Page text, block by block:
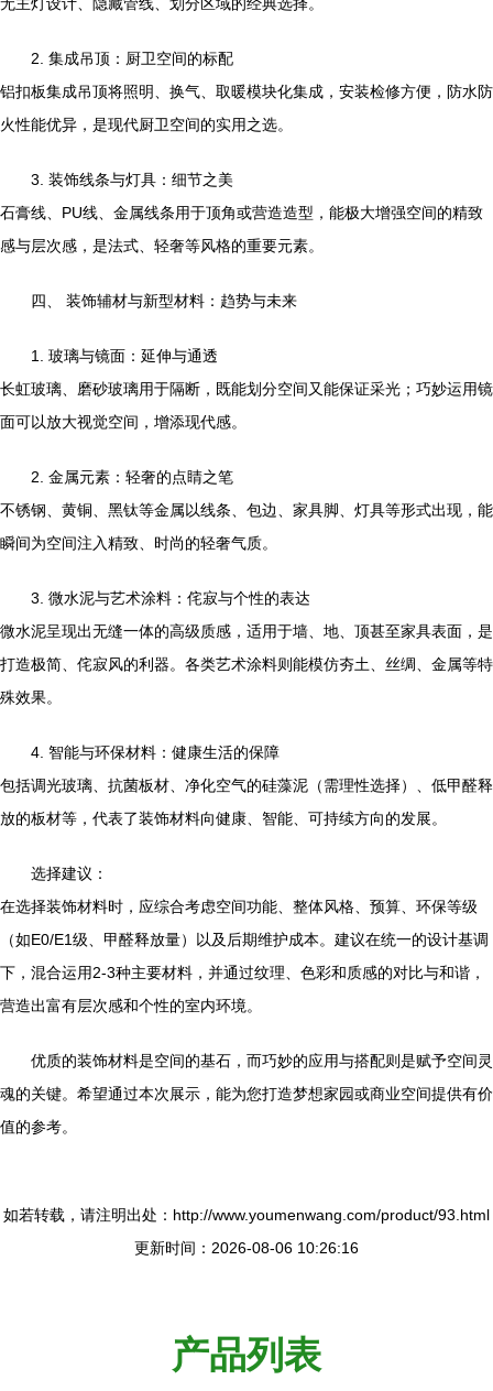
2. 集成吊顶：厨卫空间的标配
铝扣板集成吊顶将照明、换气、取暖模块化集成，安装检修方便，防水防
火性能优异，是现代厨卫空间的实用之选。
3. 装饰线条与灯具：细节之美
石膏线、PU线、金属线条用于顶角或营造造型，能极大增强空间的精致
感与层次感，是法式、轻奢等风格的重要元素。
四、 装饰辅材与新型材料：趋势与未来
1. 玻璃与镜面：延伸与通透
长虹玻璃、磨砂玻璃用于隔断，既能划分空间又能保证采光；巧妙运用镜
面可以放大视觉空间，增添现代感。
2. 金属元素：轻奢的点睛之笔
不锈钢、黄铜、黑钛等金属以线条、包边、家具脚、灯具等形式出现，能
瞬间为空间注入精致、时尚的轻奢气质。
3. 微水泥与艺术涂料：侘寂与个性的表达
微水泥呈现出无缝一体的高级质感，适用于墙、地、顶甚至家具表面，是
打造极简、侘寂风的利器。各类艺术涂料则能模仿夯土、丝绸、金属等特
殊效果。
4. 智能与环保材料：健康生活的保障
包括调光玻璃、抗菌板材、净化空气的硅藻泥（需理性选择）、低甲醛释
放的板材等，代表了装饰材料向健康、智能、可持续方向的发展。
选择建议：
在选择装饰材料时，应综合考虑空间功能、整体风格、预算、环保等级
（如E0/E1级、甲醛释放量）以及后期维护成本。建议在统一的设计基调
下，混合运用2-3种主要材料，并通过纹理、色彩和质感的对比与和谐，
营造出富有层次感和个性的室内环境。
优质的装饰材料是空间的基石，而巧妙的应用与搭配则是赋予空间灵
魂的关键。希望通过本次展示，能为您打造梦想家园或商业空间提供有价
值的参考。
如若转载，请注明出处：http://www.youmenwang.com/product/93.html
更新时间：2026-08-06 10:26:16
产品列表